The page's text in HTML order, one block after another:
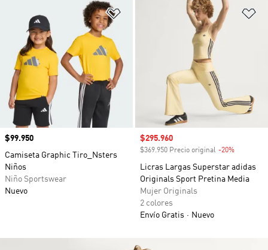
Añadir a la lista de deseos
Precio
$99.950
Camiseta Graphic Tiro_Nsters
Niños
Niño Sportswear
Nuevo
Precio de venta
$295.960
$369.950 Precio original -20%
Licras Largas Superstar adidas
Originals Sport Pretina Media
Mujer Originals
2 colores
Envío Gratis
Nuevo